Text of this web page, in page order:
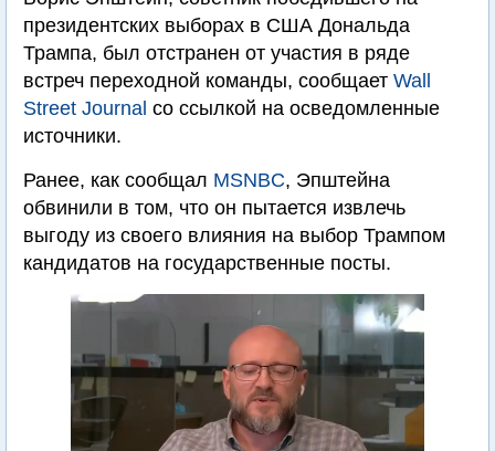
президентских выборах в США Дональда
Трампа, был отстранен от участия в ряде
встреч переходной команды, сообщает Wall
Street Journal со ссылкой на осведомленные
источники.
Ранее, как сообщал MSNBC, Эпштейна
обвинили в том, что он пытается извлечь
выгоду из своего влияния на выбор Трампом
кандидатов на государственные посты.